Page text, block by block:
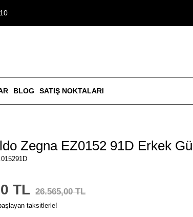
BLOG SATIŞ NOKTALARI
Zegna EZ0152 91D Erkek
TL 26.565,00 TL
taksitlerle!